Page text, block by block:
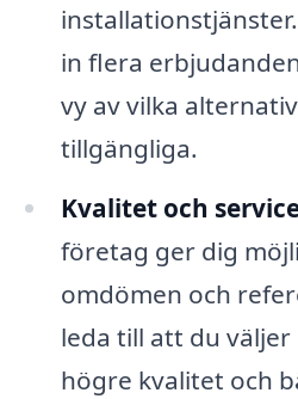
in flera
vy av vilka
tillgängliga.
Kvalitet och
företag ger dig
omdömen och
leda till att du
högre kvalitet och